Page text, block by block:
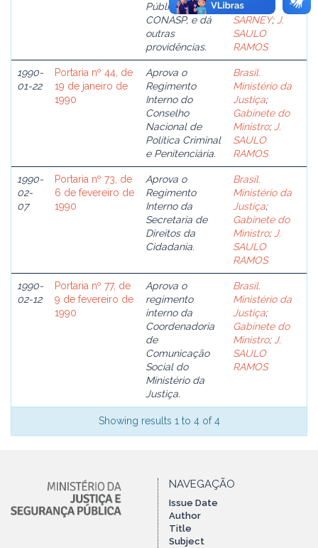
Pública
CONASP, e dá
outras
providências.
JOSÉ
SARNEY; J.
SAULO
RAMOS
1990-
01-22
Portaria nº 44, de
19 de janeiro de
1990
Aprova o
Regimento
Interno do
Conselho
Nacional de
Política Criminal
e Penitenciária.
Brasil.
Ministério da
Justiça;
Gabinete do
Ministro; J.
SAULO
RAMOS
1990-
02-
07
Portaria nº 73, de
6 de fevereiro de
1990
Aprova o
Regimento
Interno da
Secretaria de
Direitos da
Cidadania.
Brasil.
Ministério da
Justiça;
Gabinete do
Ministro; J.
SAULO
RAMOS
1990-
02-12
Portaria nº 77, de
9 de fevereiro de
1990
Aprova o
regimento
interno da
Coordenadoria
de
Comunicação
Social do
Ministério da
Justiça.
Brasil.
Ministério da
Justiça;
Gabinete do
Ministro; J.
SAULO
RAMOS
Showing results 1 to 4 of 4
NAVEGAÇÃO
Issue Date
Author
Title
Subject